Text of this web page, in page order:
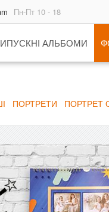
Пн-Пт 10 - 18
АЛЬБОМИ
ПОРТРЕТИ ПОРТРЕТ